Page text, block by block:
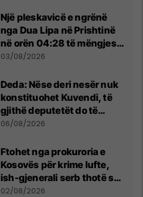
Një pleskavicë e ngrënë
nga Dua Lipa në Prishtinë
në orën 04:28 të mëngjesit
- dhe bota digjitale serbe
03/08/2026
Deda: Nëse deri nesër nuk
konstituohet Kuvendi, të
gjithë deputetët do të
bëjnë shkelje të rëndë
06/08/2026
Ftohet nga prokuroria e
Kosovës për krime lufte,
ish-gjenerali serb thotë se
dikush e tradhtoi në
02/08/2026